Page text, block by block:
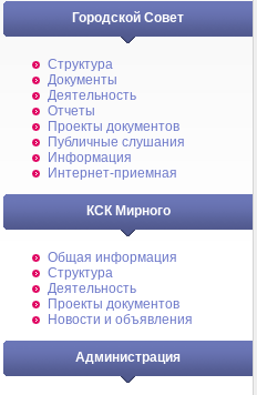
Городской Совет
Структура
Документы
Деятельность
Отчеты
Проекты документов
Публичные слушания
Информация
Интернет-приемная
КСК Мирного
Общая информация
Структура
Деятельность
Проекты документов
Новости и объявления
Администрация